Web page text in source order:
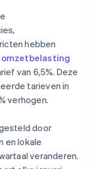
hebben
van 6,5%. Deze
tarieven in
verhogen.
door
en lokale
veranderen.